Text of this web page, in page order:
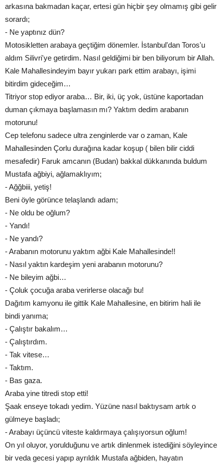
arkasına bakmadan kaçar, ertesi gün hiçbir şey olmamış gibi gelir
sorardı;
- Ne yaptınız dün?
Motosikletten arabaya geçtiğim dönemler. İstanbul'dan Toros'u
aldım Silivri'ye getirdim. Nasıl geldiğimi bir ben biliyorum bir Allah.
Kale Mahallesindeyim bayır yukarı park ettim arabayı, işimi
bitirdim gideceğim…
Titriyor stop ediyor araba… Bir, iki, üç yok, üstüne kaportadan
duman çıkmaya başlamasın mı? Yaktım dedim arabanın
motorunu!
Cep telefonu sadece ultra zenginlerde var o zaman, Kale
Mahallesinden Çorlu durağına kadar koşup ( bilen bilir ciddi
mesafedir) Faruk amcanın (Budan) bakkal dükkanında buldum
Mustafa ağbiyi, ağlamaklıyım;
- Ağğbiii, yetiş!
Beni öyle görünce telaşlandı adam;
- Ne oldu be oğlum?
- Yandı!
- Ne yandı?
- Arabanın motorunu yaktım ağbi Kale Mahallesinde!!
- Nasıl yaktın kardeşim yeni arabanın motorunu?
- Ne bileyim ağbi…
- Çoluk çocuğa araba verirlerse olacağı bu!
Dağıtım kamyonu ile gittik Kale Mahallesine, en bitirim hali ile
bindi yanıma;
- Çalıştır bakalım…
- Çalıştırdım.
- Tak vitese…
- Taktım.
- Bas gaza.
Araba yine titredi stop etti!
Şaak enseye tokadı yedim. Yüzüne nasıl baktıysam artık o
gülmeye başladı;
- Arabayı üçüncü viteste kaldırmaya çalışıyorsun oğlum!
On yıl oluyor, yorulduğunu ve artık dinlenmek istediğini söyleyince
bir veda gecesi yapıp ayrıldık Mustafa ağbiden, hayatın